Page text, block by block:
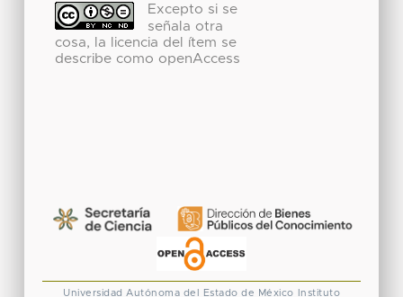
Excepto si se
señala otra
cosa, la licencia del ítem se
describe como openAccess
Universidad Autónoma del Estado de México Instituto